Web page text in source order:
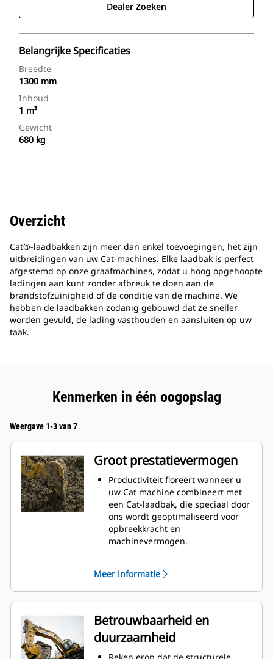
Dealer Zoeken
Belangrijke Specificaties
Breedte
1300 mm
Inhoud
1 m³
Gewicht
680 kg
Overzicht
Cat®-laadbakken zijn meer dan enkel toevoegingen, het zijn
uitbreidingen van uw Cat-machines. Elke laadbak is perfect
afgestemd op onze graafmachines, zodat u hoog opgehoopte
ladingen aan kunt zonder afbreuk te doen aan de
brandstofzuinigheid of de conditie van de machine. We
hebben de laadbakken zodanig gebouwd dat ze sneller
worden gevuld, de lading vasthouden en aansluiten op uw
taak.
Kenmerken in één oogopslag
Weergave 1-3 van 7
Groot prestatievermogen
Productiviteit floreert wanneer u
uw Cat machine combineert met
een Cat-laadbak, die speciaal door
ons wordt geoptimaliseerd voor
opbreekkracht en
machinevermogen.
materiaalstroom in de laadbak. De
extra ruimte voor de hiel zorgt
ervoor dat de bodem van de
laadbak niet blijft slepen,
waardoor de onderhoudskosten
worden verminderd.
Het brandstofverbruik is het
Meer informatie
Betrouwbaarheid en
duurzaamheid